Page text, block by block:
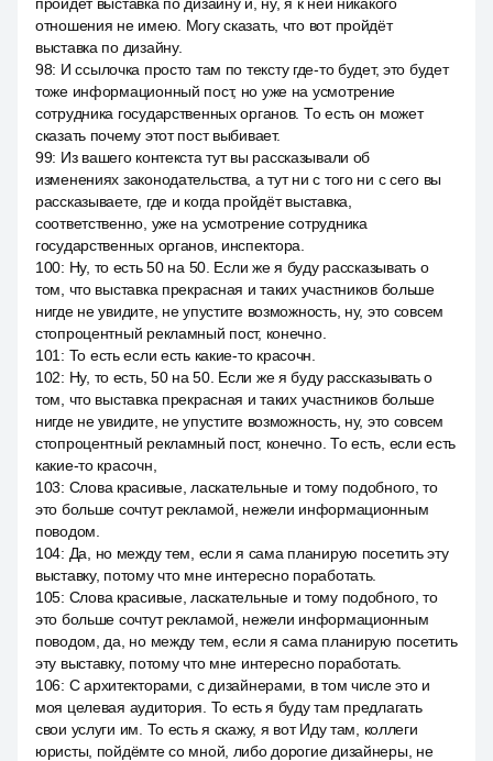
отношения не имею. Могу сказать, что вот пройдёт
выставка по дизайну.
98: И ссылочка просто там по тексту где-то будет, это будет
тоже информационный пост, но уже на усмотрение
сотрудника государственных органов. То есть он может
сказать почему этот пост выбивает.
99: Из вашего контекста тут вы рассказывали об
изменениях законодательства, а тут ни с того ни с сего вы
рассказываете, где и когда пройдёт выставка,
соответственно, уже на усмотрение сотрудника
государственных органов, инспектора.
100: Ну, то есть 50 на 50. Если же я буду рассказывать о
том, что выставка прекрасная и таких участников больше
нигде не увидите, не упустите возможность, ну, это совсем
стопроцентный рекламный пост, конечно.
101 : То есть если есть какие-то красочн.
102: Ну, то есть, 50 на 50. Если же я буду рассказывать о
том, что выставка прекрасная и таких участников больше
нигде не увидите, не упустите возможность, ну, это совсем
стопроцентный рекламный пост, конечно. То есть, если есть
какие-то красочн,
103: Слова красивые, ласкательные и тому подобного, то
это больше сочтут рекламой, нежели информационным
поводом.
104: Да, но между тем, если я сама планирую посетить эту
выставку, потому что мне интересно поработать.
105: Слова красивые, ласкательные и тому подобного, то
это больше сочтут рекламой, нежели информационным
поводом, да, но между тем, если я сама планирую посетить
эту выставку, потому что мне интересно поработать.
106: С архитекторами, с дизайнерами, в том числе это и
моя целевая аудитория. То есть я буду там предлагать
свои услуги им. То есть я скажу, я вот Иду там, коллеги
юристы, пойдёмте со мной, либо дорогие дизайнеры, не